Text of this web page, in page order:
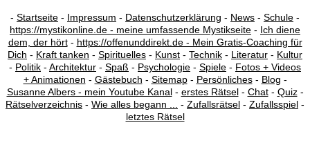
- Startseite - Impressum - Datenschutzerklärung - News - Schule -
https://mystikonline.de - meine umfassende Mystikseite - Ich diene
dem, der hört- https://offenunddirekt.de - Mein Gratis-Coaching für
Dich - Kraft tanken - Spirituelles - Kunst - Technik - Literatur - Kultur
- Politik - Architektur - Spaß - Psychologie - Spiele - Fotos + Videos
+ Animationen - Gästebuch - Sitemap- Persönliches- Blog -
Susanne Albers - mein Youtube Kanal- erstes Rätsel- Chat- Quiz-
Rätselverzeichnis - Wie alles begann ... - Zufallsrätsel - Zufallsspiel -
letztes Rätsel